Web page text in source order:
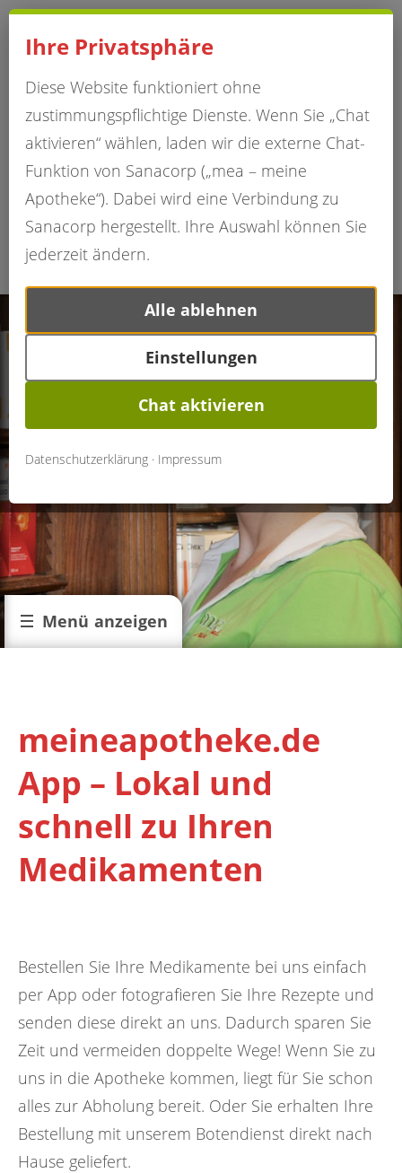
Ihre Privatsphäre
Diese Website funktioniert ohne
zustimmungspflichtige Dienste. Wenn Sie „Chat
aktivieren“ wählen, laden wir die externe Chat-
Funktion von Sanacorp („mea – meine
Apotheke“). Dabei wird eine Verbindung zu
Sanacorp hergestellt. Ihre Auswahl können Sie
jederzeit ändern.
Alle ablehnen
Einstellungen
Chat aktivieren
Datenschutzerklärung · Impressum
Menü anzeigen
meineapotheke.de
App – Lokal und
schnell zu Ihren
Medikamenten
Bestellen Sie Ihre Medikamente bei uns einfach
per App oder fotografieren Sie Ihre Rezepte und
senden diese direkt an uns. Dadurch sparen Sie
Zeit und vermeiden doppelte Wege! Wenn Sie zu
uns in die Apotheke kommen, liegt für Sie schon
alles zur Abholung bereit. Oder Sie erhalten Ihre
Bestellung mit unserem Botendienst direkt nach
Hause geliefert.